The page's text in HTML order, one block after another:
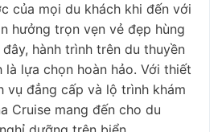
của mọi du khách khi đến với
hưởng trọn vẹn vẻ đẹp hùng
hành trình trên du thuyền
là lựa chọn hoàn hảo. Với thiết
vụ đẳng cấp và lộ trình khám
Cruise mang đến cho du